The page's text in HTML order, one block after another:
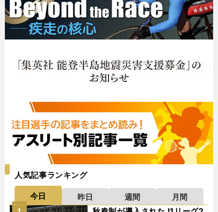
人気記事ランキング
今日 昨日 週間
月間